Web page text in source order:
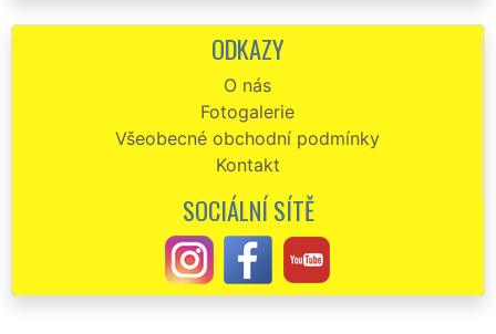
spokojeni.
postarali, neměli jsme s ničím žádné starosti. Chtěl bych pánům touto
cestou poděkovat. Určitě doporučuji využívat tuto společnost EXTRA
Doporučila jsem tyto stěhováky svým klientům. Kluci jsou makáči.
nestačila ani rozkoukat a naši klienti byli kompletně přestěhováni.
spokojenost, co se domluvilo, to také platilo. Kluky budu rozhodně dál
doporučovat. Skutečně jsem byla velmi mile překvapena
profesionálním a spolehlivým přístupem této stěhovací firmy. V dnešní
ODKAZY
O nás
Fotogalerie
Všeobecné obchodní podmínky
Kontakt
SOCIÁLNÍ SÍTĚ